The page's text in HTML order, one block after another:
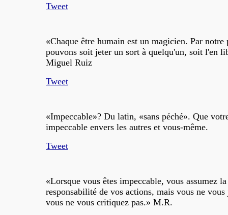
Tweet
«Chaque être humain est un magicien. Par notre
pouvons soit jeter un sort à quelqu'un, soit l'en
Miguel Ruiz
Tweet
«Impeccable»? Du latin, «sans péché». Que
impeccable envers les autres et vous-même.
Tweet
«Lorsque vous êtes impeccable, vous assumez la
responsabilité de vos actions, mais vous ne vous
vous ne vous critiquez pas.» M.R.